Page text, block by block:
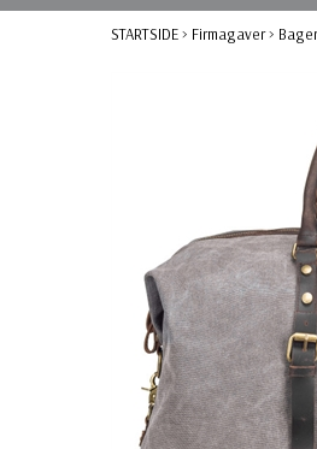
STARTSIDE> Firmagaver>